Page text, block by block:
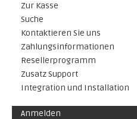
Zur Kasse
Suche
Kontaktieren Sie uns
Zahlungsinformationen
Resellerprogramm
Zusatz Support
Integration und Installation
Anmelden